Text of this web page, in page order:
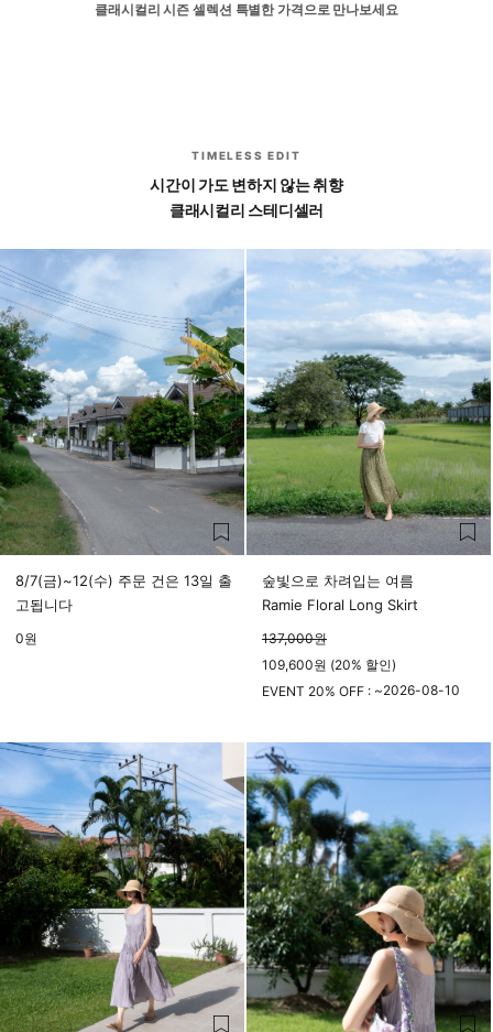
클래시컬리 시즌 셀렉션 특별한 가격으로 만나보세요
TIMELESS EDIT
시간이 가도 변하지 않는 취향
클래시컬리 스테디셀러
8/7(금)~12(수) 주문 건은 13일 출
고됩니다
0원
숲빛으로 차려입는 여름
Ramie Floral Long Skirt
137,000원
109,600원 (20% 할인)
EVENT 20% OFF : ~2026-08-10